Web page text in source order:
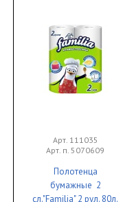
Арт. 111035
Арт. п. 5070609
Полотенца
бумажные 2
сл."Familia" 2 рул. 80л.